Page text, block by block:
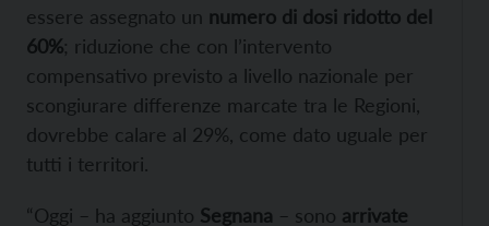
essere assegnato un numero di dosi ridotto del
60%; riduzione che con l’intervento
compensativo previsto a livello nazionale per
scongiurare differenze marcate tra le Regioni,
dovrebbe calare al 29%, come dato uguale per
tutti i territori.
“Oggi – ha aggiunto Segnana – sono arrivate